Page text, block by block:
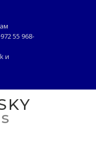
55 968-
и